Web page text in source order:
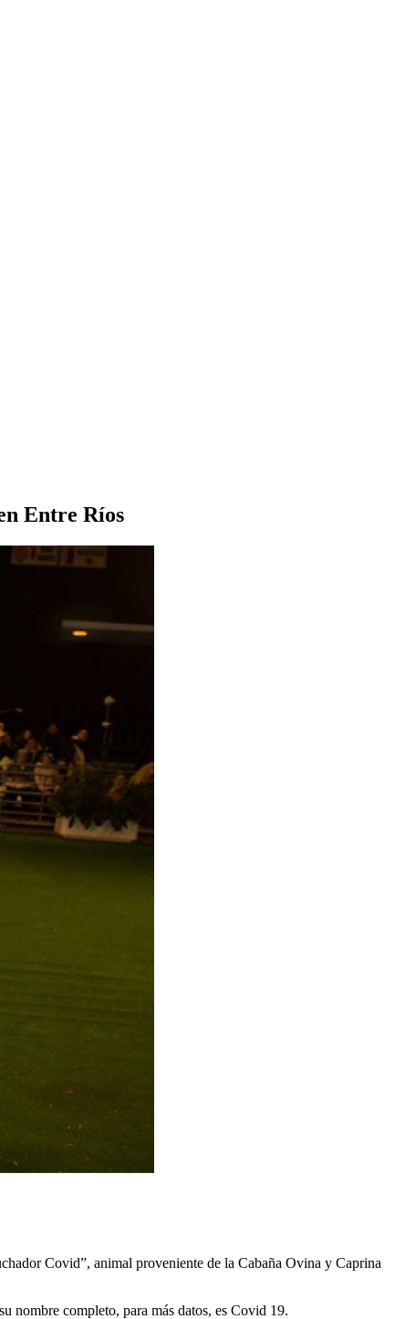
Entre Ríos
Covid”, animal proveniente de la Cabaña Ovina y Caprina
nombre completo, para más datos, es Covid 19.